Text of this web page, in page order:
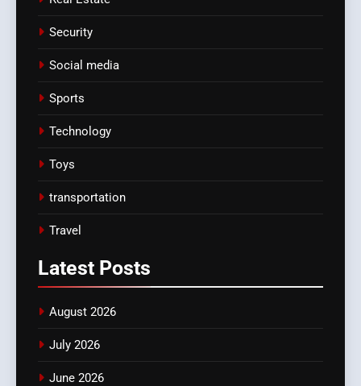
Security
Social media
Sports
Technology
Toys
transportation
Travel
Latest Posts
August 2026
July 2026
June 2026